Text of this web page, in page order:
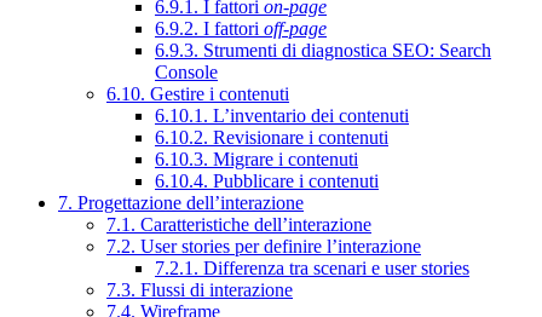
6.9.1. I fattori on-page
6.9.2. I fattori off-page
6.9.3. Strumenti di diagnostica SEO: Search
Console
6.10. Gestire i contenuti
6.10.1. L’inventario dei contenuti
6.10.2. Revisionare i contenuti
6.10.3. Migrare i contenuti
6.10.4. Pubblicare i contenuti
7. Progettazione dell’interazione
7.1. Caratteristiche dell’interazione
7.2. User stories per definire l’interazione
7.2.1. Differenza tra scenari e user stories
7.3. Flussi di interazione
7.4. Wireframe